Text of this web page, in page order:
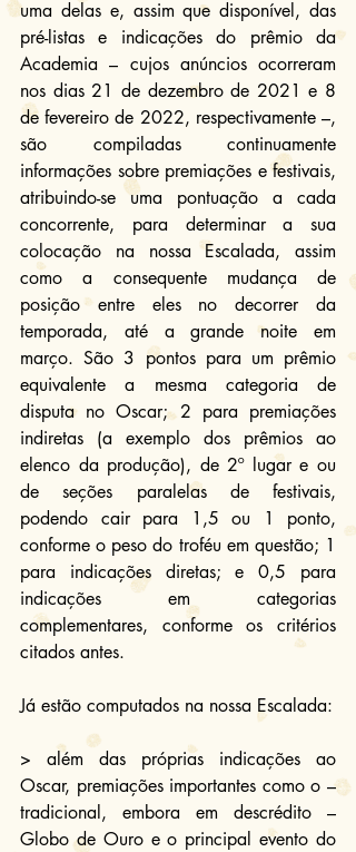
uma delas e, assim que disponível, das
pré-listas e indicações do prêmio da
Academia – cujos anúncios ocorreram
nos dias 21 de dezembro de 2021 e 8
de fevereiro de 2022, respectivamente –,
são compiladas continuamente
informações sobre premiações e festivais,
atribuindo-se uma pontuação a cada
concorrente, para determinar a sua
colocação na nossa Escalada, assim
como a consequente mudança de
posição entre eles no decorrer da
temporada, até a grande noite em
março. São 3 pontos para um prêmio
equivalente a mesma categoria de
disputa no Oscar; 2 para premiações
indiretas (a exemplo dos prêmios ao
elenco da produção), de 2º lugar e ou
de seções paralelas de festivais,
podendo cair para 1,5 ou 1 ponto,
conforme o peso do troféu em questão; 1
para indicações diretas; e 0,5 para
indicações em categorias
complementares, conforme os critérios
citados antes.
Já estão computados na nossa Escalada:
> além das próprias indicações ao
Oscar, premiações importantes como o –
tradicional, embora em descrédito –
Globo de Ouro e o principal evento do